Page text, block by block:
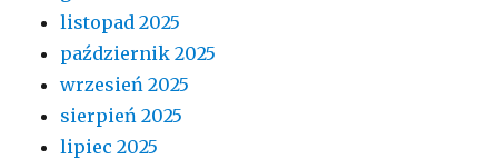
listopad 2025
październik 2025
wrzesień 2025
sierpień 2025
lipiec 2025